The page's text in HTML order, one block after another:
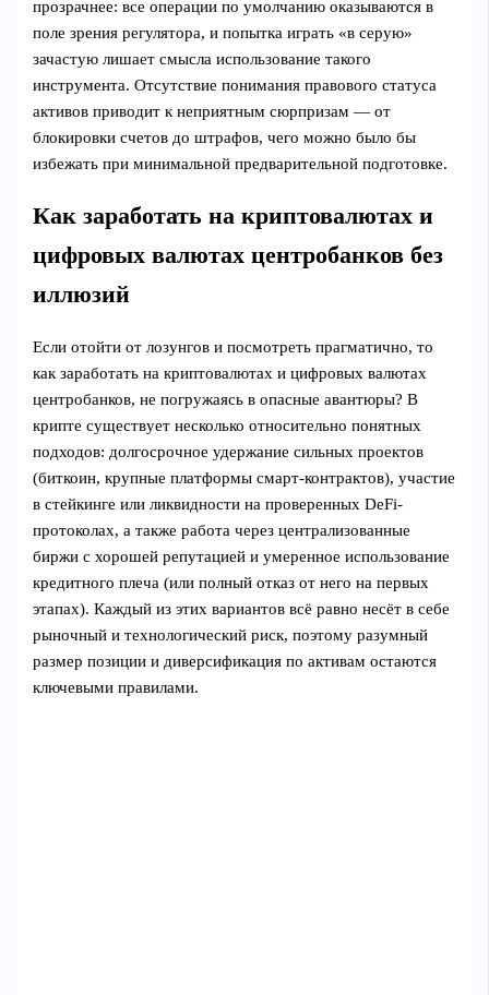
прозрачнее: все операции по умолчанию оказываются в
поле зрения регулятора, и попытка играть «в серую»
зачастую лишает смысла использование такого
инструмента. Отсутствие понимания правового статуса
активов приводит к неприятным сюрпризам — от
блокировки счетов до штрафов, чего можно было бы
избежать при минимальной предварительной подготовке.
Как заработать на криптовалютах и
цифровых валютах центробанков без
иллюзий
Если отойти от лозунгов и посмотреть прагматично, то
как заработать на криптовалютах и цифровых валютах
центробанков, не погружаясь в опасные авантюры? В
крипте существует несколько относительно понятных
подходов: долгосрочное удержание сильных проектов
(биткоин, крупные платформы смарт-контрактов), участие
в стейкинге или ликвидности на проверенных DeFi-
протоколах, а также работа через централизованные
биржи с хорошей репутацией и умеренное использование
кредитного плеча (или полный отказ от него на первых
этапах). Каждый из этих вариантов всё равно несёт в себе
рыночный и технологический риск, поэтому разумный
размер позиции и диверсификация по активам остаются
ключевыми правилами.